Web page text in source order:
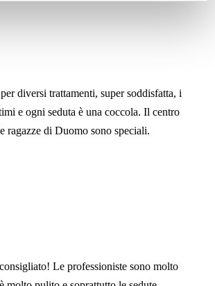
per l’esercizio dei suoi diritti), può
privacy
diversi trattamenti, super soddisfatta, i
e ogni seduta è una coccola. Il centro
ragazze di Duomo sono speciali.
Le professioniste sono molto